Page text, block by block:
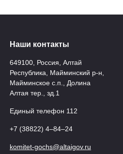
Наши контакты
649100, Россия, Алтай
Республика, Майминский р-н,
Майминское с.п., Долина
Алтая тер., зд.1
Единый телефон 112
+7 (38822) 4‒84‒24
komitet-gochs@altaigov.ru